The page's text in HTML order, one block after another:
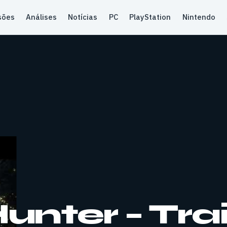
Análises Notícias PC PlayStation Nintendo
–